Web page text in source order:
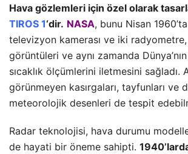
Hava gözlemleri için özel olarak
TIROS 1‘dir. NASA, bunu Nisan
televizyon kamerası ve iki radyometre,
görüntüleri ve aynı zamanda
sıcaklık ölçümlerini iletmesini sağladı.
görünmeyen kasırgaları, tayfunları ve
meteorolojik desenleri de tespit
Radar teknolojisi, hava durumu
de hayati bir öneme sahipti.